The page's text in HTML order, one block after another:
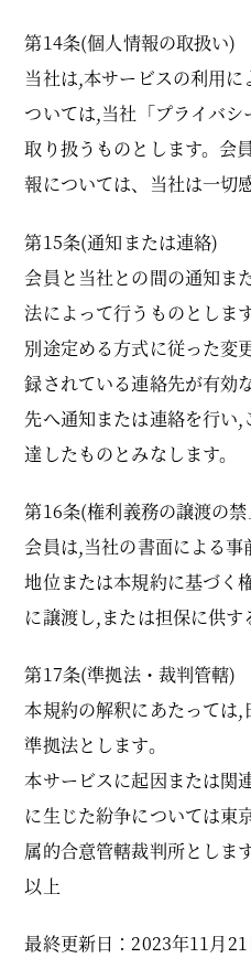
第14条(個人情報の取扱い)
当社は,本サービスの利用
ついては,当社「プライバ
取り扱うものとします。会
報については、当社は一切
第15条(通知または連絡)
会員と当社との間の通知ま
法によって行うものとしま
別途定める方式に従った変
録されている連絡先が有効
先へ通知または連絡を行い
達したものとみなします。
第16条(権利義務の譲渡の
会員は,当社の書面による
地位または本規約に基づく
に譲渡し,または担保に供す
第17条(準拠法・裁判管轄)
本規約の解釈にあたっては
準拠法とします。
本サービスに起因または関
に生じた紛争については東
属的合意管轄裁判所とします
以上
最終更新日：2023年11月21